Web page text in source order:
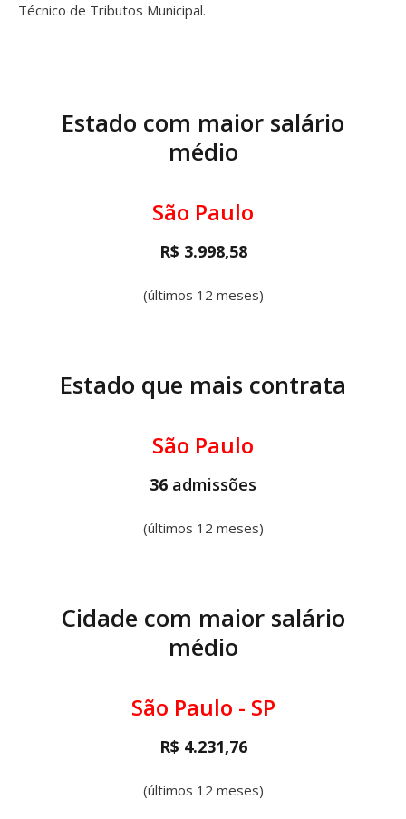
Técnico de Tributos Municipal.
Estado com maior salário
médio
São Paulo
R$ 3.998,58
(últimos 12 meses)
Estado que mais contrata
São Paulo
36 admissões
(últimos 12 meses)
Cidade com maior salário
médio
São Paulo - SP
R$ 4.231,76
(últimos 12 meses)